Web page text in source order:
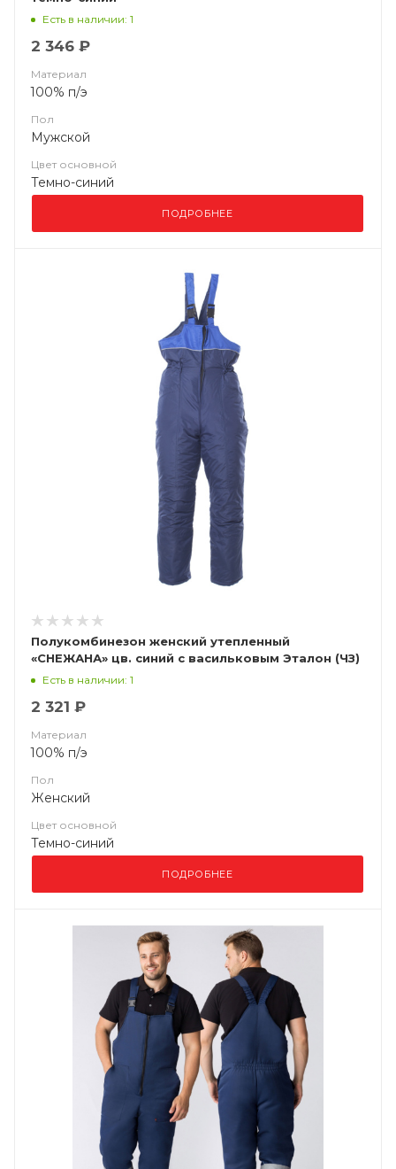
Есть в наличии: 1
2 346 ₽
Материал
100% п/э
Пол
Мужской
Цвет основной
Темно-синий
ПОДРОБНЕЕ
Полукомбинезон женский утепленный
«СНЕЖАНА» цв. синий с васильковым Эталон (ЧЗ)
Есть в наличии: 1
2 321 ₽
Материал
100% п/э
Пол
Женский
Цвет основной
Темно-синий
ПОДРОБНЕЕ